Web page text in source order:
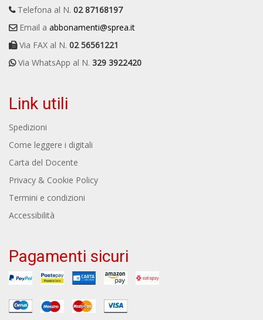
Telefona al N. 02 87168197
Email a abbonamenti@sprea.it
Via FAX al N. 02 56561221
Via WhatsApp al N. 329 3922420
Link utili
Spedizioni
Come leggere i digitali
Carta del Docente
Privacy & Cookie Policy
Termini e condizioni
Accessibilità
Pagamenti sicuri